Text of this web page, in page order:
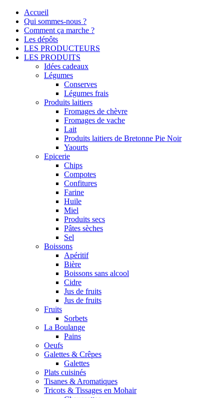
Accueil
Qui sommes-nous ?
Comment ça marche ?
Les dépôts
LES PRODUCTEURS
LES PRODUITS
Idées cadeaux
Légumes
Conserves
Légumes frais
Produits laitiers
Fromages de chèvre
Fromages de vache
Lait
Produits laitiers de Bretonne Pie Noir
Yaourts
Epicerie
Chips
Compotes
Confitures
Farine
Huile
Miel
Produits secs
Pâtes sèches
Sel
Boissons
Apéritif
Bière
Boissons sans alcool
Cidre
Jus de fruits
Jus de fruits
Fruits
Sorbets
La Boulange
Pains
Oeufs
Galettes & Crêpes
Galettes
Plats cuisinés
Tisanes & Aromatiques
Tricots & Tissages en Mohair